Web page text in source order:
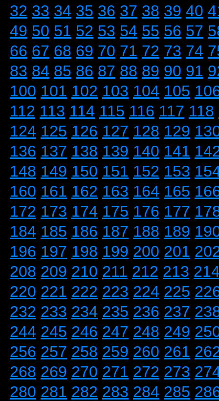
32 33 34 35 36 37 38 39 40
49 50 51 52 53 54 55 56 57
66 67 68 69 70 71 72 73 74
83 84 85 86 87 88 89 90 91
100 101 102 103 104 105
112 113 114 115 116 117 118
124 125 126 127 128 129
136 137 138 139 140 141
148 149 150 151 152 153
160 161 162 163 164 165
172 173 174 175 176 177
184 185 186 187 188 189
196 197 198 199 200 201
208 209 210 211 212 213
220 221 222 223 224 225
232 233 234 235 236 237
244 245 246 247 248 249
256 257 258 259 260 261
268 269 270 271 272 273
280 281 282 283 284 285